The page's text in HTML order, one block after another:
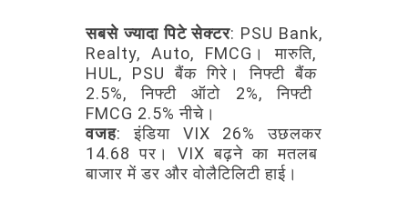
सबसे ज्यादापिटेसेक्टर: PSU Bank,
Realty, Auto, FMCG।
मारुति,
HUL, PSU बैंक गिरे। निफ्टी बैंक
2.5%, निफ्टी ऑटो 2%, निफ्टी
FMCG 2.5% नीचे।
वजह: इंडियाVIX 26%
उछलकर
14.68 पर। VIX बढ़ने का मतलब
बाजार मेंडर और वोलैटिलिटीहाई।